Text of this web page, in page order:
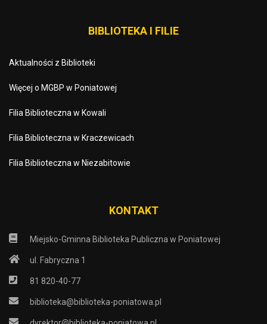
BIBLIOTEKA I FILIE
Aktualności z Biblioteki
Więcej o MGBP w Poniatowej
Filia Biblioteczna w Kowali
Filia Biblioteczna w Kraczewicach
Filia Biblioteczna w Niezabitowie
KONTAKT
Miejsko-Gminna Biblioteka Publiczna w Poniatowej
ul. Fabryczna 1
81 820-40-77
biblioteka@biblioteka-poniatowa.pl